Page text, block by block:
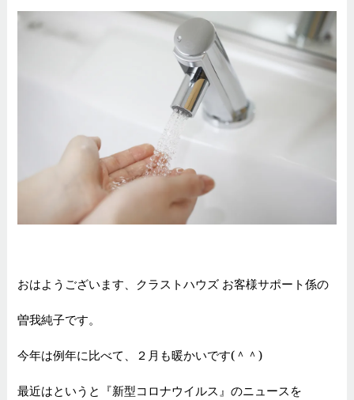
おはようございます、クラストハウズ お客様サポート係の
曽我純子です。
今年は例年に比べて、２月も暖かいです(＾＾)
最近はというと『新型コロナウイルス』のニュースを